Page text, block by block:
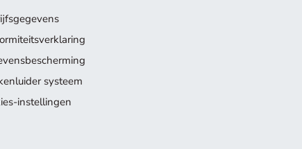
systeem
instellingen